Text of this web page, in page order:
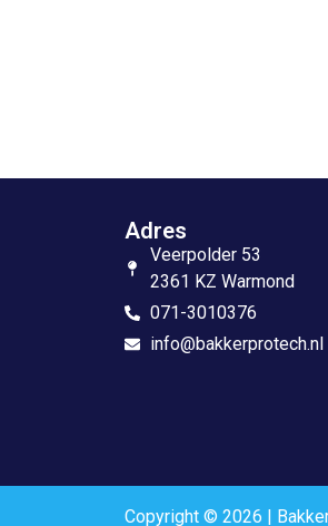
Adres
Veerpolder 53
2361 KZ Warmond
071-3010376
info@bakkerprotech.nl
Copyright © 2026 |